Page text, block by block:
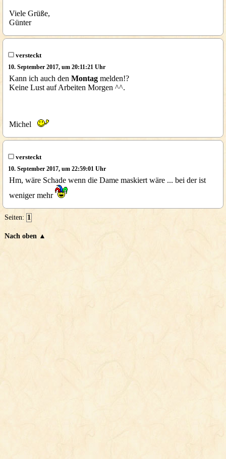
Viele Grüße,
Günter
versteckt
10. September 2017, um 20:11:21 Uhr
Kann ich auch den Montag melden!?
Keine Lust auf Arbeiten Morgen ^^.
Michel
versteckt
10. September 2017, um 22:59:01 Uhr
Hm, wäre Schade wenn die Dame maskiert wäre ... bei der ist
weniger mehr
Seiten: 1
Nach oben ▲